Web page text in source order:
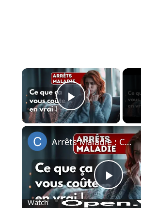
×
Play Video
Play
Arrêts Maladie : Ce Que Ça Vous Coûte En Vrai !
Watch